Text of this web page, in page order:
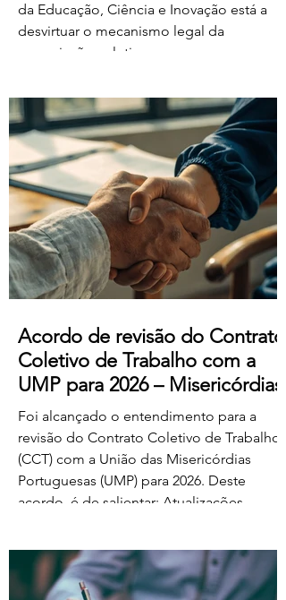
da Educação, Ciência e Inovação está a
desvirtuar o mecanismo legal da
negociação coletiva ao convocar uma
organizações sindicais,
independentemente de terem requerido
negociação suplementar ou de já terem
manifestado acordo ou concordância
com o projeto de diploma. A negociação
suplementar existe para permitir o
prosseguimento das negociações
relativamente às matérias sobre as quais
subsiste desacordo. Foi es
Acordo de revisão do Contrato
Coletivo de Trabalho com a
UMP para 2026 – Misericórdias
Foi alcançado o entendimento para a
revisão do Contrato Coletivo de Trabalho
(CCT) com a União das Misericórdias
Portuguesas (UMP) para 2026. Deste
acordo, é de salientar: Atualizações
professores dos ensinos básico e
secundário profissionalizados; Aumento